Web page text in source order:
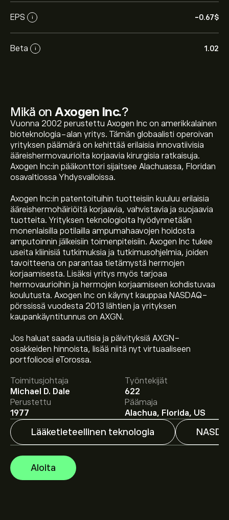
EPS i -0.67‎$‎
Beta i 1.02
Mikä on Axogen Inc.?
Vuonna 2002 perustettu Axogen Inc on amerikkalainen
bioteknologia-alan yritys. Tämän globaalisti operoivan
yrityksen päämärä on kehittää erilaisia innovatiivisia
ääreishermovaurioita korjaavia kirurgisia ratkaisuja.
Axogen Inc:in pääkonttori sijaitsee Alachuassa, Floridan
osavaltiossa Yhdysvalloissa.
Axogen Inc:in patentoituihin tuotteisiin kuuluu erilaisia
ääreishermohäiriöitä korjaavia, vahvistavia ja suojaavia
tuotteita. Yrityksen teknologioita hyödynnetään
monenlaisilla potilailla ampumahaavojen hoidosta
amputoinnin jälkeisiin toimenpiteisiin. Axogen Inc tukee
useita kliinisiä tutkimuksia ja tutkimusohjelmia, joiden
tavoitteena on parantaa tietämystä hermojen
korjaamisesta. Lisäksi yritys myös tarjoaa
hermovaurioihin ja hermojen korjaamiseen kohdistuvaa
koulutusta. Axogen Inc on käynyt kauppaa NASDAQ-
pörssissä vuodesta 2013 lähtien ja yrityksen
kaupankäyntitunnus on AXGN.
Jos haluat saada uutisia ja päivityksiä AXGN-
osakkeiden hinnoista, lisää niitä nyt virtuaaliseen
portfolioosi eTorossa.
Toimitusjohtaja
Michael D. Dale
Työntekijät
622
Perustettu
1977
Päämaja
Alachua, Florida, US
Lääketieteellinen teknologia
Aloita
Osakkeen AXGN hinta tänään on 46.43‎$‎.
Keskihinta osakkeelle Axogen Inc. on 46.43‎$‎.
eToroon saadaksesi asiantuntijoiden ennusteet ja
hintatavoitteet.
Asiantuntijoiden ennusteet Axogen Inc. osakkeelle
perustuen markkinatrendeihin, talousraportteihin ja
odotettuun kasvuun. Katso viimeisimmät ennusteet
tulevaisuuden hintamuutoksille.
Instrumentin Axogen Inc. markkina-arvo on 2.5B‎$‎